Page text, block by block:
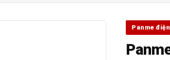
Panme